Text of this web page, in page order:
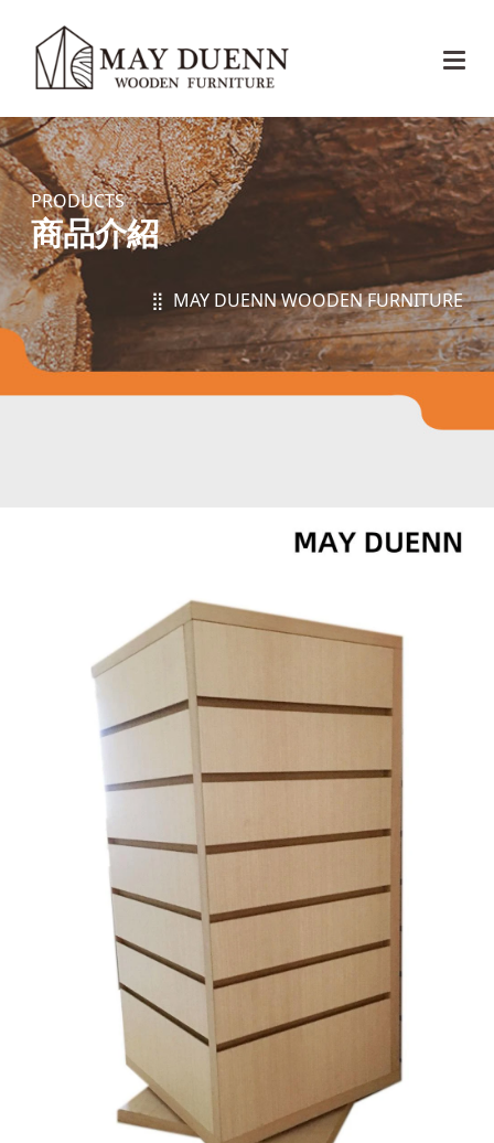
PRODUCTS
商品介紹
⣿ MAY DUENN WOODEN FURNITURE